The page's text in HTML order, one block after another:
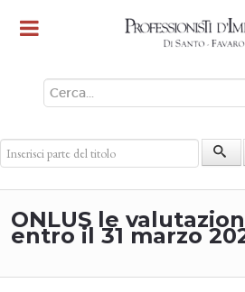
Inserisci parte del titolo
ONLUS le
entro il 31 marzo